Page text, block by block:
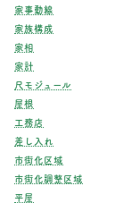
家事動線
家族構成
家相
家計
尺モジュール
屋根
工務店
差し入れ
市街化区域
市街化調整区域
平屋